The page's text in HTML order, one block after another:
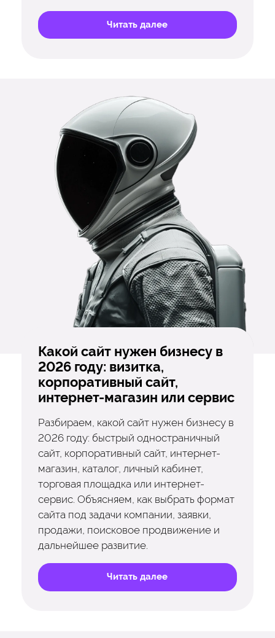
Читать далее
Какой сайт нужен бизнесу в
2026 году: визитка,
корпоративный сайт,
интернет-магазин или сервис
Разбираем, какой сайт нужен бизнесу в
2026 году: быстрый одностраничный
сайт, корпоративный сайт, интернет-
магазин, каталог, личный кабинет,
торговая площадка или интернет-
сервис. Объясняем, как выбрать формат
сайта под задачи компании, заявки,
продажи, поисковое продвижение и
дальнейшее развитие.
Читать далее